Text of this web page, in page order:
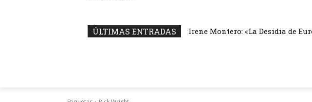
ÚLTIMAS ENTRADAS Irene Montero: «La Desidia de